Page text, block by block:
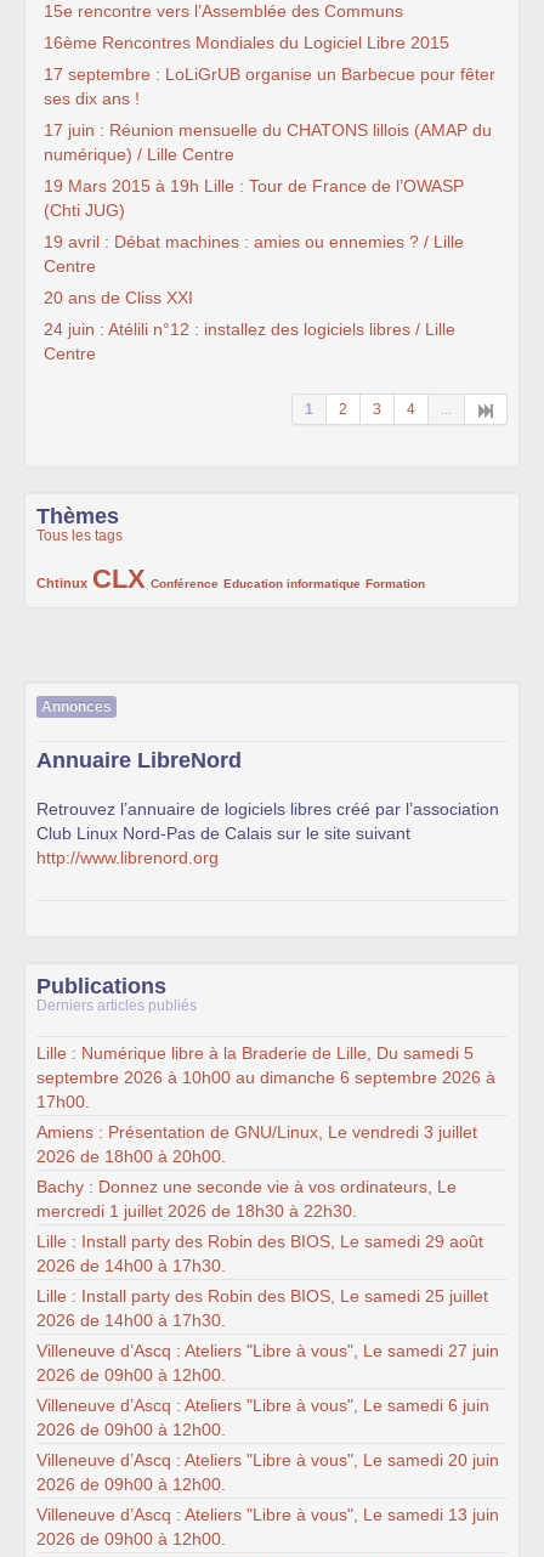
15e rencontre vers l’Assemblée des Communs
16ème Rencontres Mondiales du Logiciel Libre 2015
17 septembre : LoLiGrUB organise un Barbecue pour fêter
ses dix ans !
17 juin : Réunion mensuelle du CHATONS lillois (AMAP du
numérique) / Lille Centre
19 Mars 2015 à 19h Lille : Tour de France de l’OWASP
(Chti JUG)
19 avril : Débat machines : amies ou ennemies ? / Lille
Centre
20 ans de Cliss XXI
24 juin : Atélili n°12 : installez des logiciels libres / Lille
Centre
1 2 3 4 ...
Thèmes
Tous les tags
Chtinux
222/1002CLX
1002/1002 Conférence
132/1002 Education informatique
119/1002 Formation
168/1002
Annonces
Annuaire LibreNord
Retrouvez l’annuaire de logiciels libres créé par l’association
Club Linux Nord-Pas de Calais sur le site suivant
http://www.librenord.org
Publications
Derniers articles publiés
Lille : Numérique libre à la Braderie de Lille, Du samedi 5
septembre 2026 à 10h00 au dimanche 6 septembre 2026 à
17h00.
Amiens : Présentation de GNU/Linux, Le vendredi 3 juillet
2026 de 18h00 à 20h00.
Bachy : Donnez une seconde vie à vos ordinateurs, Le
mercredi 1 juillet 2026 de 18h30 à 22h30.
Lille : Install party des Robin des BIOS, Le samedi 29 août
2026 de 14h00 à 17h30.
Lille : Install party des Robin des BIOS, Le samedi 25 juillet
2026 de 14h00 à 17h30.
Villeneuve d’Ascq : Ateliers "Libre à vous", Le samedi 27 juin
2026 de 09h00 à 12h00.
Villeneuve d’Ascq : Ateliers "Libre à vous", Le samedi 6 juin
2026 de 09h00 à 12h00.
Villeneuve d’Ascq : Ateliers "Libre à vous", Le samedi 20 juin
2026 de 09h00 à 12h00.
Villeneuve d’Ascq : Ateliers "Libre à vous", Le samedi 13 juin
2026 de 09h00 à 12h00.